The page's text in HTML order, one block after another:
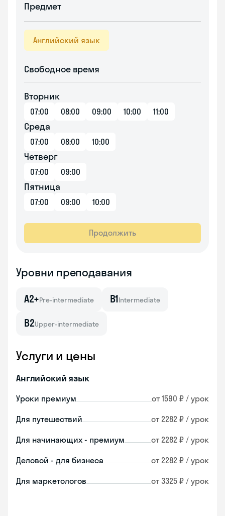
Предмет
Английский язык
Свободное время
Вторник
07:00 08:00 09:00 10:00 11:00
Среда
07:00 08:00 10:00
Четверг
07:00 09:00
Пятница
07:00 09:00 10:00
Продолжить
Уровни преподавания
A2+Pre-intermediate B1Intermediate
B2Upper-intermediate
Услуги и цены
Английский язык
Уроки премиум от 1590 ₽ / урок
Для путешествий от 2282 ₽ / урок
Для начинающих - премиум от 2282 ₽ / урок
Деловой - для бизнеса от 2282 ₽ / урок
Для маркетологов от 3325 ₽ / урок